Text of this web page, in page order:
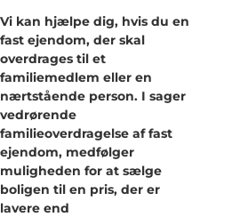
Vi kan hjælpe dig, hvis du en
fast ejendom, der skal
overdrages til et
familiemedlem eller en
nærtstående person. I sager
vedrørende
familieoverdragelse af fast
ejendom, medfølger
muligheden for at sælge
boligen til en pris, der er
lavere end